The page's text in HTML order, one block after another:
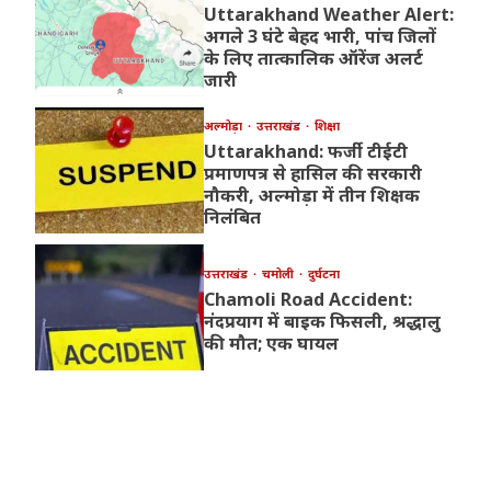
Uttarakhand Weather Alert:
अगले 3 घंटे बेहद भारी, पांच जिलों
के लिए तात्कालिक ऑरेंज अलर्ट
जारी
अल्मोड़ा उत्तराखंड शिक्षा
Uttarakhand: फर्जी टीईटी
प्रमाणपत्र से हासिल की सरकारी
नौकरी, अल्मोड़ा में तीन शिक्षक
निलंबित
उत्तराखंड चमोली दुर्घटना
Chamoli Road Accident:
नंदप्रयाग में बाइक फिसली, श्रद्धालु
की मौत; एक घायल